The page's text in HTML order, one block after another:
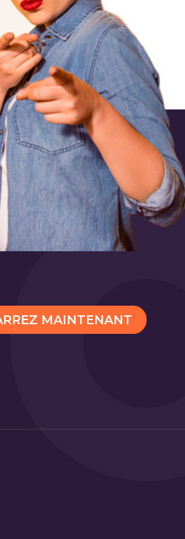
MAINTENANT